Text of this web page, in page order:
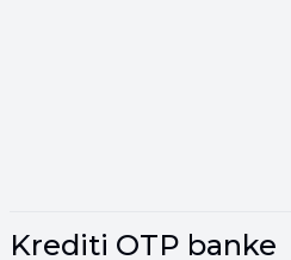
Krediti OTP banke